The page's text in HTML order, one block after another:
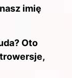
imię
Oto